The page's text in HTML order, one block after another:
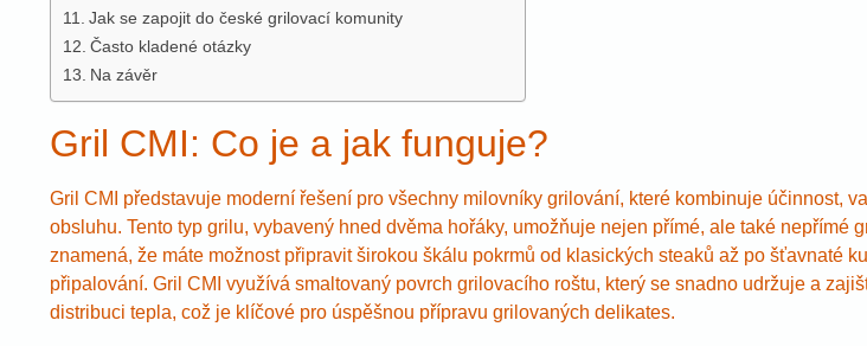
Jak se zapojit do české grilovací komunity
Často kladené otázky
Na závěr
Gril CMI: Co je a jak funguje?
Gril CMI představuje moderní řešení pro všechny milovníky grilování, které kombinuje účinnost,
obsluhu. Tento typ grilu, vybavený hned dvěma hořáky, umožňuje nejen přímé, ale také nepřímé
znamená, že máte možnost připravit širokou škálu pokrmů od klasických steaků až po šťavnaté
připalování. Gril CMI využívá smaltovaný povrch grilovacího roštu, který se snadno udržuje a
distribuci tepla, což je klíčové pro úspěšnou přípravu grilovaných delikates.